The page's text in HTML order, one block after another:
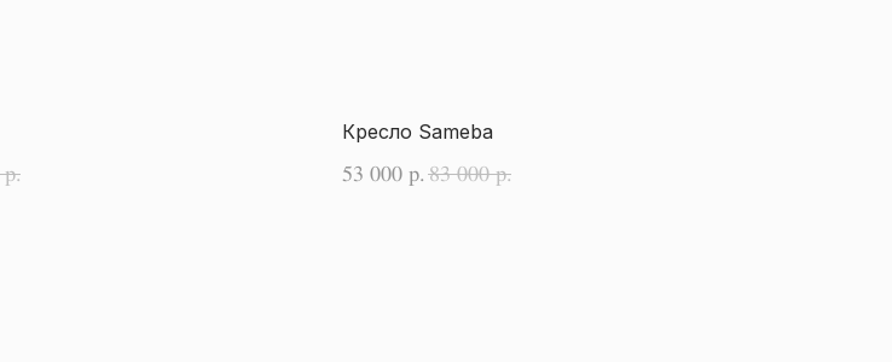
р.
Кресло Sameba
53 000 р. 83 000 р.